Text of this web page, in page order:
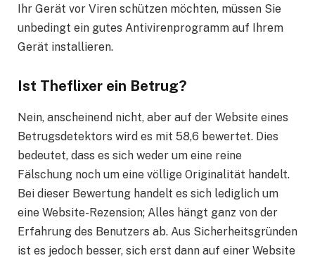
Ihr Gerät vor Viren schützen möchten, müssen Sie
unbedingt ein gutes Antivirenprogramm auf Ihrem
Gerät installieren.
Ist Theflixer ein Betrug?
Nein, anscheinend nicht, aber auf der Website eines
Betrugsdetektors wird es mit 58,6 bewertet. Dies
bedeutet, dass es sich weder um eine reine
Fälschung noch um eine völlige Originalität handelt.
Bei dieser Bewertung handelt es sich lediglich um
eine Website-Rezension; Alles hängt ganz von der
Erfahrung des Benutzers ab. Aus Sicherheitsgründen
ist es jedoch besser, sich erst dann auf einer Website